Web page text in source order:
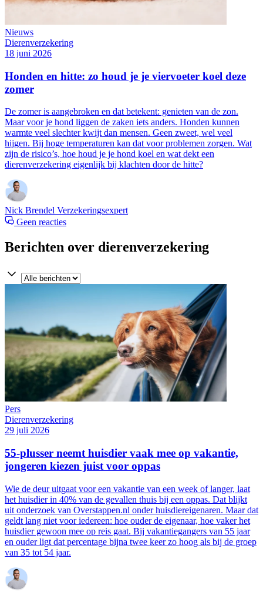
Nieuws
Dierenverzekering
18 juni 2026
Honden en hitte: zo houd je je viervoeter koel deze
zomer
De zomer is aangebroken en dat betekent: genieten van de zon.
Maar voor je hond liggen de zaken iets anders. Honden kunnen
warmte veel slechter kwijt dan mensen. Geen zweet, wel veel
hijgen. Bij hoge temperaturen kan dat voor problemen zorgen. Wat
zijn de risico’s, hoe houd je je hond koel en wat dekt een
dierenverzekering eigenlijk bij klachten door de hitte?
Nick Brendel Verzekeringsexpert
Geen reacties
Berichten over dierenverzekering
Pers
Dierenverzekering
29 juli 2026
55-plusser neemt huisdier vaak mee op vakantie,
jongeren kiezen juist voor oppas
Wie de deur uitgaat voor een vakantie van een week of langer, laat
het huisdier in 40% van de gevallen thuis bij een oppas. Dat blijkt
uit onderzoek van Overstappen.nl onder huisdiereigenaren. Maar dat
geldt lang niet voor iedereen: hoe ouder de eigenaar, hoe vaker het
huisdier gewoon mee op reis gaat. Bij vakantiegangers van 55 jaar
en ouder ligt dat percentage bijna twee keer zo hoog als bij de groep
van 35 tot 54 jaar.